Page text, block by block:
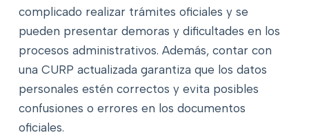
complicado realizar trámites oficiales y se
pueden presentar demoras y dificultades en los
procesos administrativos. Además, contar con
una CURP actualizada garantiza que los datos
personales estén correctos y evita posibles
confusiones o errores en los documentos
oficiales.